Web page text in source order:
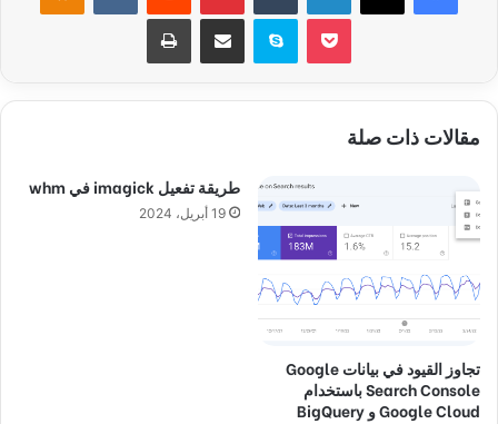
سكايب
مقالات ذات صلة
تجاوز القيود في بيانات Google
Search Console باستخدام
Google Cloud و BigQuery
طريقة تفعيل imagick في whm
19 أبريل، 2024